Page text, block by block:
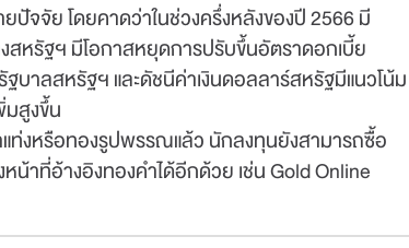
จจัย โดยคาดว่าในช่วงครึ่งหลังของปี 2566 มี
สหรัฐฯ มีโอกาสหยุดการปรับขึ้นอัตราดอกเบี้ย
าลสหรัฐฯ และดัชนีค่าเงินดอลลาร์สหรัฐมีแนวโน้ม
มสูงขึ้น
ท่งหรือทองรูปพรรณแล้ว นักลงทุนยังสามารถซื้อ
ที่อ้างอิงทองคำได้อีกด้วย เช่น Gold Online
31 มี.ค.-
30 พ.ย. 69
ไม่มีค่าธรรมเนียม
โครงการ TFEX Academy+
31 มี.ค. 69 - 30 พ.ย. 69 เวลา